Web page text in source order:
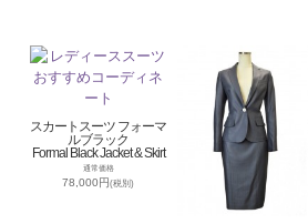
スカートスーツ フォーマ
ルブラック
Formal Black Jacket & Skirt
通常価格
78,000円(税別)